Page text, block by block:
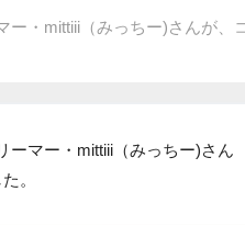
・mittiii（みっちー)さんが、
ーマー・mittiii（みっちー)さん
。